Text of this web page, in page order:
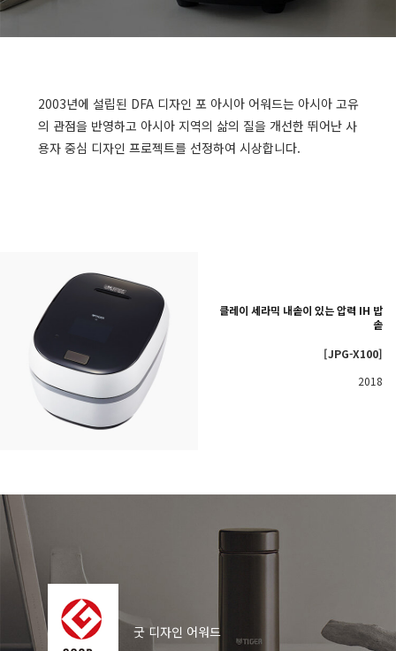
2003년에 설립된 DFA 디자인 포 아시아 어워드는 아시아 고유
의 관점을 반영하고 아시아 지역의 삶의 질을 개선한 뛰어난 사
용자 중심 디자인 프로젝트를 선정하여 시상합니다.
클레이 세라믹 내솥이 있는 압력 IH 밥
솥
[JPG-X100]
2018
굿 디자인 어워드